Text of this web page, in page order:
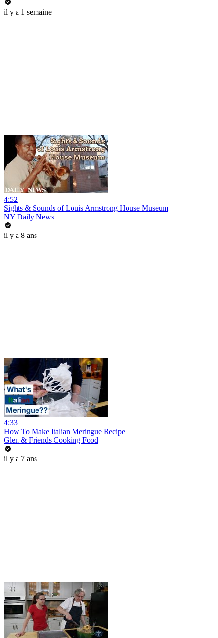
il y a 1 semaine
4:52
Sights & Sounds of Louis Armstrong House Museum
NY Daily News
il y a 8 ans
4:33
How To Make Italian Meringue Recipe
Glen & Friends Cooking Food
il y a 7 ans